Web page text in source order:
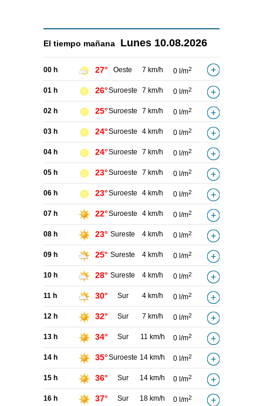
El tiempo mañana Lunes 10.08.2026
00 h 27° Oeste 7 km/h 0 l/m2
01 h 26°Suroeste 7 km/h 0 l/m2
02 h 25°Suroeste 7 km/h 0 l/m2
03 h 24°Suroeste 4 km/h 0 l/m2
04 h 24°Suroeste 7 km/h 0 l/m2
05 h 23°Suroeste 7 km/h 0 l/m2
06 h 23°Suroeste 4 km/h 0 l/m2
07 h 22°Suroeste 4 km/h 0 l/m2
08 h 23° Sureste 4 km/h 0 l/m2
09 h 25° Sureste 4 km/h 0 l/m2
10 h 28° Sureste 4 km/h 0 l/m2
11 h 30° Sur 4 km/h 0 l/m2
12 h 32° Sur 7 km/h 0 l/m2
13 h 34° Sur 11 km/h 0 l/m2
14 h 35°Suroeste 14 km/h 0 l/m2
15 h 36° Sur 14 km/h 0 l/m2
16 h 37° Sur 18 km/h 0 l/m2